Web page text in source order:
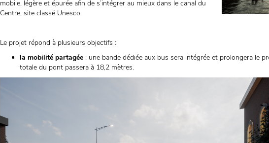
mobile, légère et épurée afin de s’intégrer au mieux dans le canal du
Centre, site classé Unesco.
Le projet répond à plusieurs objectifs :
la mobilité partagée : une bande dédiée aux bus sera intégrée et prolongera le
totale du pont passera à 18,2 mètres.